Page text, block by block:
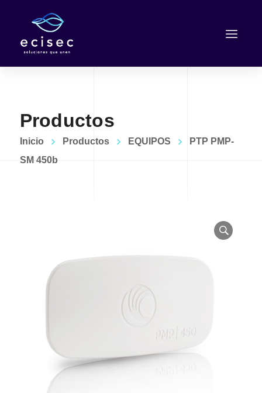
Productos
Inicio Productos EQUIPOS
PTP PMP-
SM 450b